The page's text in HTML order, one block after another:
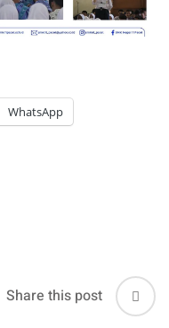
WhatsApp
Share this post